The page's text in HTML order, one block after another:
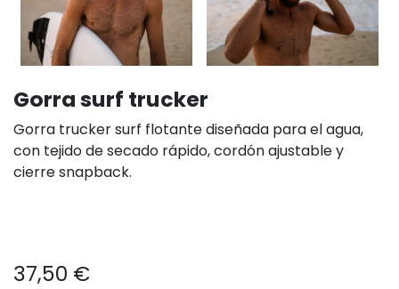
Gorra surf trucker
Gorra trucker surf flotante diseñada para el agua,
con tejido de secado rápido, cordón ajustable y
cierre snapback.
37,50 €